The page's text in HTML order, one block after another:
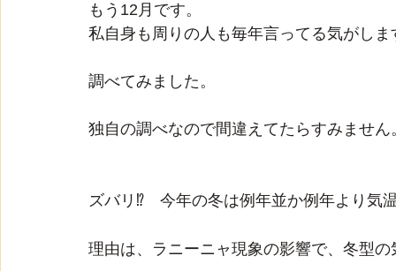
もう12月です。
私自身も周りの人も毎年言ってる気がし
調べてみました。
独自の調べなので間違えてたらすみませ
ズバリ⁉　今年の冬は例年並か例年より気
理由は、ラニーニャ現象の影響で、冬型